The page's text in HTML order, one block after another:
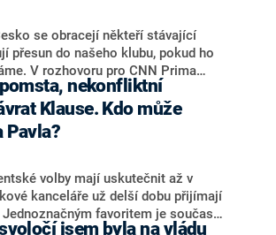
jako o slabé a v defenzivě. „Je to
na chyby vlády. Ministři s
do debat. Chceme ale ukazovat
Grolich na dotaz CNN Prima
se obracejí někteří stávající
přesun do našeho klubu, pokud ho
V rozhovoru pro CNN Prima
hnutí a jihočeský hejtman
nebyl, ale získat by takto mohl
Zdeňka Hrabu, který je dnes
a TOP 09. Hraba to na dotaz
Předseda klubu senátorů ODS
řekl, že počítá s odchodem
z klubu a že Naše Česko není
Klause. Kdo může
Pavla?
volby mají uskutečnit až v
kanceláře už delší dobu přijímají
favoritem je současná
Daleko za ním pak bookmakeři
jsem byla na vládu